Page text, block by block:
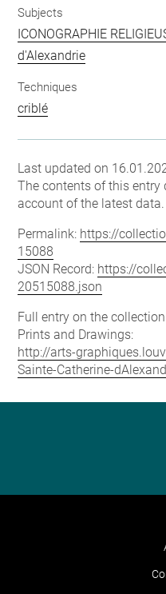
Subjects
ICONOGRAPHIE
d'Alexandrie
Techniques
criblé
Last updated on
The contents of this entry
account of the latest data.
Permalink: https://
15088
JSON Record: https://
20515088.json
Full entry on the
Prints and Drawings:
http://arts-
Sainte-Catherine-